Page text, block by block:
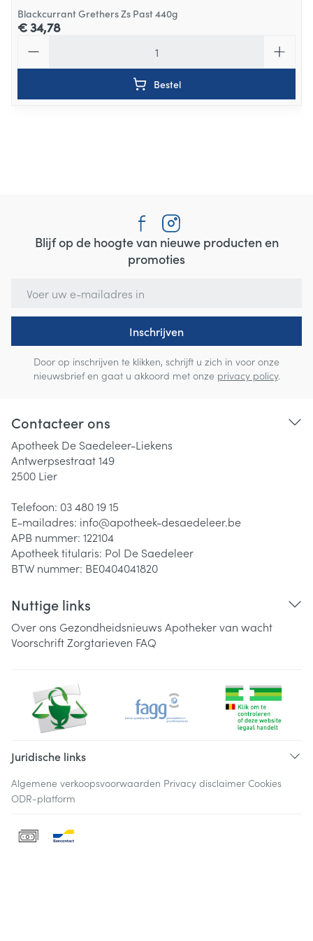
Blackcurrant Grethers Zs Past 440g
€ 34,78
Bestel
Blijf op de hoogte van nieuwe producten en
promoties
Inschrijven
Door op inschrijven te klikken, schrijft u zich in voor onze
nieuwsbrief en gaat u akkoord met onze privacy policy.
Contacteer ons
Apotheek De Saedeleer-Liekens
Antwerpsestraat 149
2500 Lier
Telefoon: 03 480 19 15
E-mailadres: info@apotheek-desaedeleer.be
APB nummer: 122104
Apotheek titularis: Pol De Saedeleer
BTW nummer: BE0404041820
Nuttige links
Over ons Gezondheidsnieuws Apotheker van wacht
VoorschriftZorgtarieven FAQ
Juridische links
Algemene verkoopsvoorwaarden Privacy disclaimer Cookies
ODR-platform